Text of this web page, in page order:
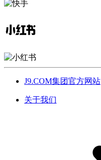
J9.COM集团官方网站
关于我们